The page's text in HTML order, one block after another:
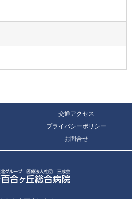
交通アクセス
プライバシーポリシー
お問合せ